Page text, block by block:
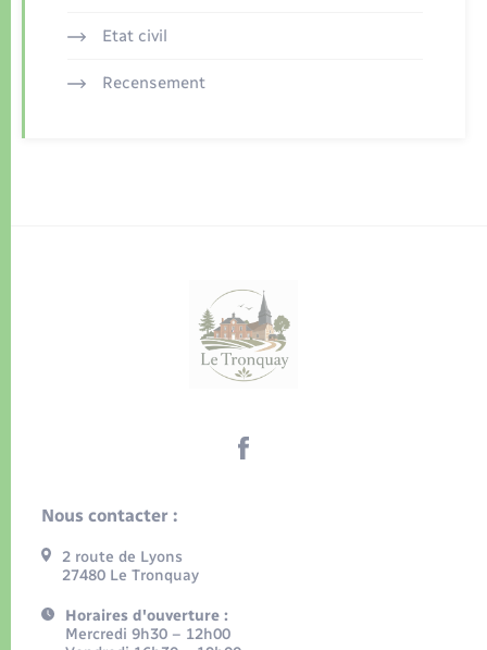
Etat civil
Recensement
Nous contacter :
2 route de Lyons
27480 Le Tronquay
Horaires d'ouverture :
Mercredi 9h30 – 12h00